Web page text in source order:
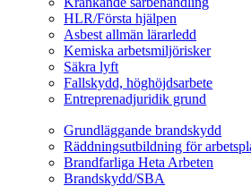
HLR/Första hjälpen
Asbest allmän lärarledd
Kemiska arbetsmiljörisker
Säkra lyft
Fallskydd, höghöjdsarbete
Entreprenadjuridik grund
Grundläggande brandskydd
Räddningsutbildning för
Brandfarliga Heta Arbeten
Brandskydd/SBA